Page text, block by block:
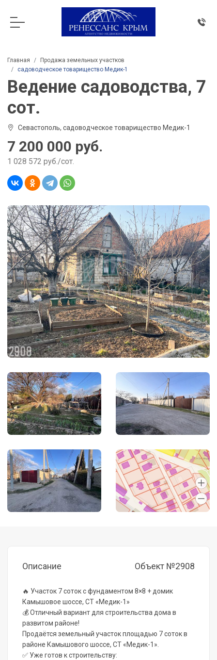
Главная
Продажа земельных участков
садоводческое товарищество Медик-1
Ведение садоводства, 7
сот.
Севастополь, садоводческое товарищество Медик-1
7 200 000 руб.
1 028 572 руб./сот.
Описание Объект №2908
🔥 Участок 7 соток с фундаментом 8×8 + домик
Камышовое шоссе, СТ «Медик-1»
💰 Отличный вариант для строительства дома в
развитом районе!
Продаётся земельный участок площадью 7 соток в
районе Камышового шоссе, СТ «Медик-1».
✅ Уже готов к строительству: